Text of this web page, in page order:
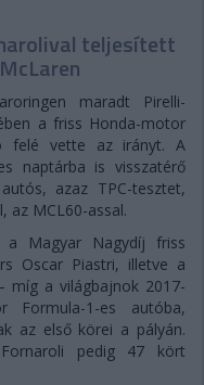
teljesített
maradt Pirelli-
a friss Honda-motor
felé vette az irányt. A
naptárba is visszatérő
azaz TPC-tesztet,
az MCL60-assal.
Magyar Nagydíj friss
Oscar Piastri, illetve a
míg a világbajnok 2017-
Formula-1-es autóba,
az első körei a pályán.
pedig 47 kört